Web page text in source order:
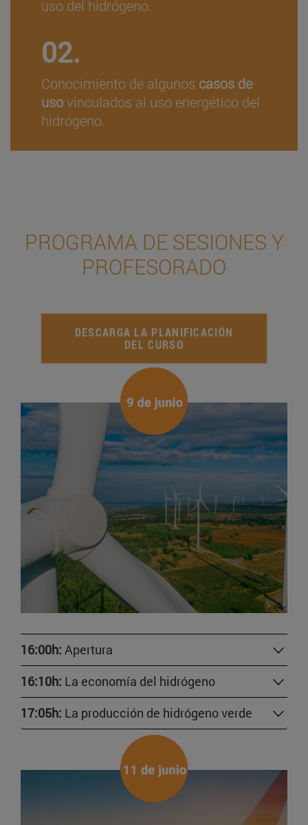
uso del hidrógeno.
02.
Conocimiento de algunos casos de
usovinculados al uso energético del
hidrógeno.
PROGRAMA DE SESIONES Y
PROFESORADO
DESCARGA LA PLANIFICACIÓN
DEL CURSO
16:00h: Apertura
16:10h: La economía del hidrógeno
17:05h: La producción de hidrógeno verde